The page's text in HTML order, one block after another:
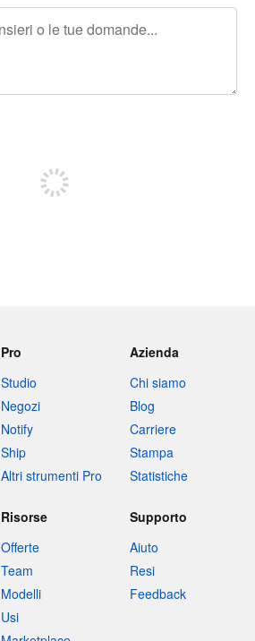
Pro
Studio
Negozi
Notify
Ship
Altri strumenti Pro
Azienda
Chi siamo
Blog
Carriere
Stampa
Statistiche
Risorse
Offerte
Team
Modelli
Usi
Supporto
Aiuto
Resi
Feedback